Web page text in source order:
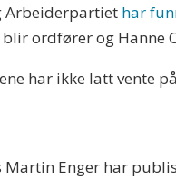
Arbeiderpartiet har
ordfører og Hanne
har ikke latt vente
Enger har